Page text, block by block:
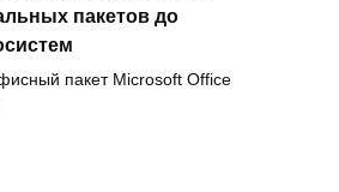
пакетов до
пакет Microsoft Office